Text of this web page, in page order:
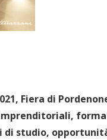
Fiera di
studio,